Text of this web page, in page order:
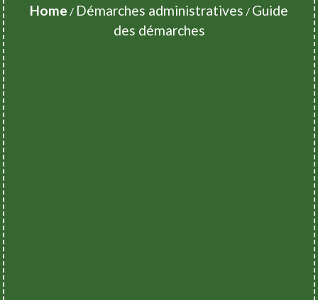
Home / Démarches administratives / Guide
des démarches